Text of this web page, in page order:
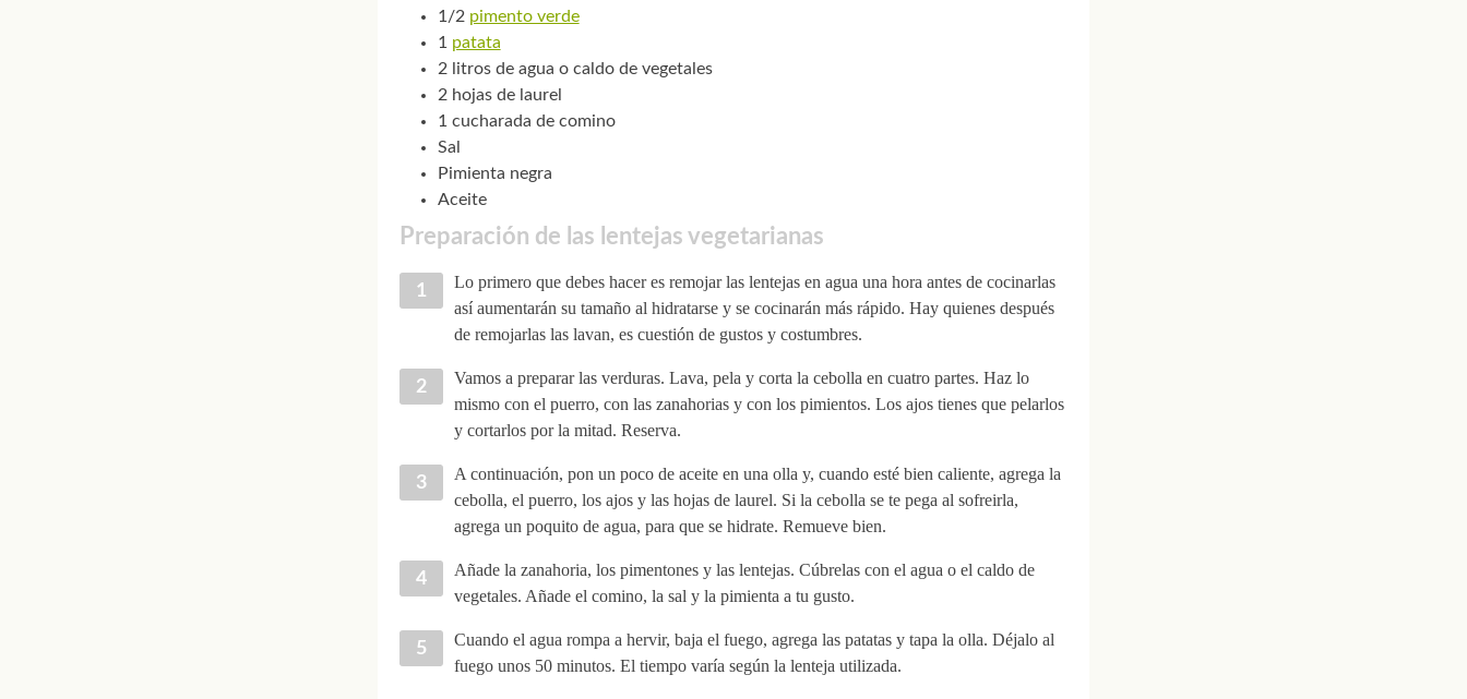
1/2 pimento verde
1 patata
2 litros de agua o caldo de vegetales
2 hojas de laurel
1 cucharada de comino
Sal
Pimienta negra
Aceite
Preparación de las lentejas vegetarianas
Lo primero que debes hacer es remojar las lentejas en agua una hora antes de cocinarlas
así aumentarán su tamaño al hidratarse y se cocinarán más rápido. Hay quienes después
de remojarlas las lavan, es cuestión de gustos y costumbres.
Vamos a preparar las verduras. Lava, pela y corta la cebolla en cuatro partes. Haz lo
mismo con el puerro, con las zanahorias y con los pimientos. Los ajos tienes que pelarlos
y cortarlos por la mitad. Reserva.
A continuación, pon un poco de aceite en una olla y, cuando esté bien caliente, agrega la
cebolla, el puerro, los ajos y las hojas de laurel. Si la cebolla se te pega al sofreirla,
agrega un poquito de agua, para que se hidrate. Remueve bien.
Añade la zanahoria, los pimentones y las lentejas. Cúbrelas con el agua o el caldo de
vegetales. Añade el comino, la sal y la pimienta a tu gusto.
Cuando el agua rompa a hervir, baja el fuego, agrega las patatas y tapa la olla. Déjalo al
fuego unos 50 minutos. El tiempo varía según la lenteja utilizada.